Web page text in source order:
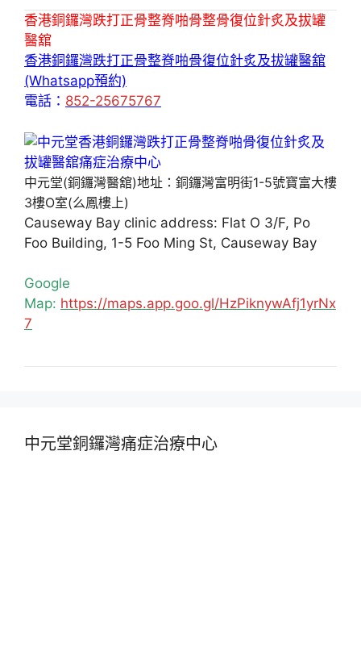
香港銅鑼灣跌打正骨整脊啪骨整骨復位針炙及拔罐
醫舘
香港銅鑼灣跌打正骨整脊啪骨復位針炙及拔罐醫舘
(Whatsapp預約)
電話： 852-25675767
中元堂(銅鑼灣醫舘)地址：銅鑼灣富明街1-5號寶富大樓
3樓O室(么鳳樓上)
Causeway Bay clinic address: Flat O 3/F, Po
Foo Building, 1-5 Foo Ming St, Causeway Bay
Google
Map: https://maps.app.goo.gl/HzPiknywAfj1yrNx
7
中元堂銅鑼灣痛症治療中心